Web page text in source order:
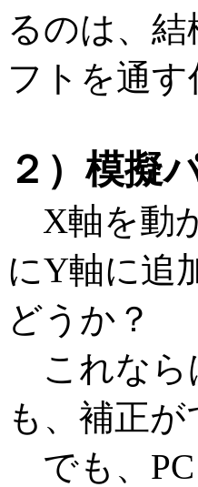
るのは、
フトを通
２）模擬
X軸を動
にY軸に追
どうか？
これなら
も、補正
でも、PC